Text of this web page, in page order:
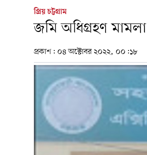
প্রিয় চট্টগ্রাম
জমি অধিগ্রহণ
প্রকাশ: ০৪ অক্টোবর ২০২২, ০০:১৮